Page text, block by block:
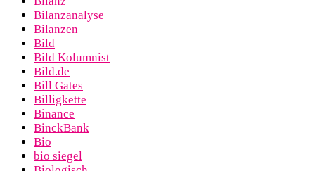
Bilanzanalyse
Bilanzen
Bild
Bild Kolumnist
Bild.de
Bill Gates
Billigkette
Binance
BinckBank
Bio
bio siegel